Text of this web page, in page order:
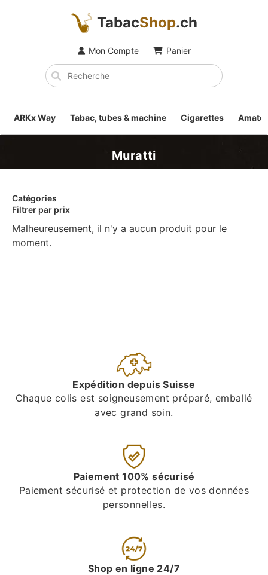
TabacShop.ch
Mon Compte Panier
ARKx Way Tabac, tubes & machine Cigarettes
Muratti
Catégories
Filtrer par prix
Malheureusement, il n'y a aucun produit pour le
moment.
Expédition depuis Suisse
Chaque colis est soigneusement préparé, emballé
avec grand soin.
Paiement 100% sécurisé
Paiement sécurisé et protection de vos données
personnelles.
Shop en ligne 24/7